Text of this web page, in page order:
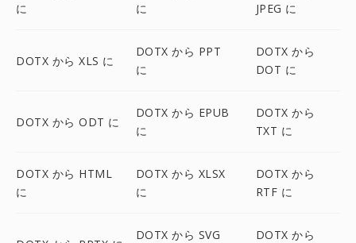
に
に
JPEG に
DOTX から XLS に
DOTX から PPT
に
DOTX から
DOT に
DOTX から ODT に
DOTX から EPUB
に
DOTX から
TXT に
DOTX から HTML
に
DOTX から XLSX
に
DOTX から
RTF に
DOTX から SVG
DOTX から